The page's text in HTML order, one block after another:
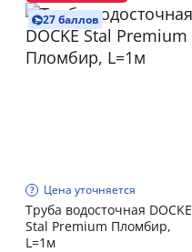
27 баллов
Цена уточняется
Труба водосточная DOCKE
Stal Premium Пломбир,
L=1м